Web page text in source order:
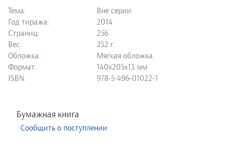
Тема:
Вне серии
Год тиража:
2014
Страниц:
256
Вес:
252 г.
Обложка:
Мягкая обложка
Формат:
140х205х13 мм
ISBN:
978-5-496-01022-1
Бумажная книга
Сообщить о поступлении